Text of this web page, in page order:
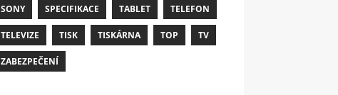
SONY SPECIFIKACE TABLET TELEFON
TELEVIZE TISK TISKÁRNA TOP TV
ZABEZPEČENÍ